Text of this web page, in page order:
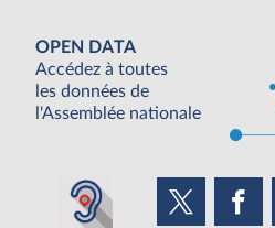
OPEN DATA
Accédez à toutes
les données de
l'Assemblée nationale